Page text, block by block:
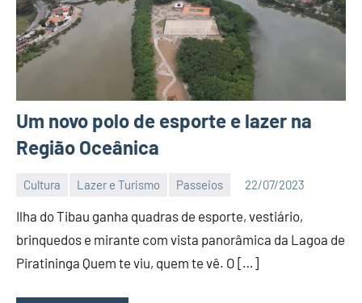
Um novo polo de esporte e lazer na
Região Oceânica
Cultura Lazer e Turismo Passeios 22/07/2023
DN
Ilha do Tibau ganha quadras de esporte, vestiário,
brinquedos e mirante com vista panorâmica da Lagoa de
Piratininga Quem te viu, quem te vê. O […]